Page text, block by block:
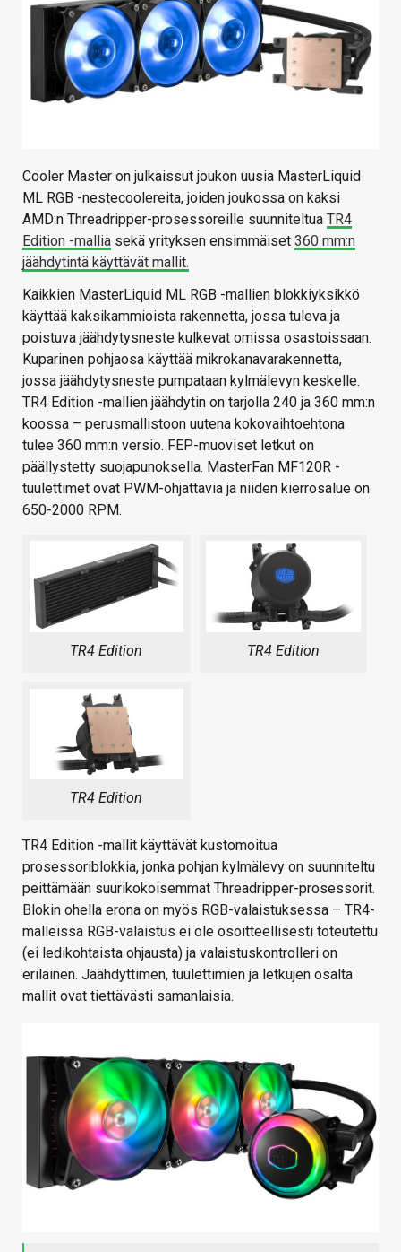
Cooler Master on julkaissut joukon uusia MasterLiquid
ML RGB -nestecoolereita, joiden joukossa on kaksi
AMD:n Threadripper-prosessoreille suunniteltua TR4
Edition -mallia sekä yrityksen ensimmäiset 360 mm:n
jäähdytintä käyttävät mallit.
Kaikkien MasterLiquid ML RGB -mallien blokkiyksikkö
käyttää kaksikammioista rakennetta, jossa tuleva ja
poistuva jäähdytysneste kulkevat omissa osastoissaan.
Kuparinen pohjaosa käyttää mikrokanavarakennetta,
jossa jäähdytysneste pumpataan kylmälevyn keskelle.
TR4 Edition -mallien jäähdytin on tarjolla 240 ja 360 mm:n
koossa – perusmallistoon uutena kokovaihtoehtona
tulee 360 mm:n versio. FEP-muoviset letkut on
päällystetty suojapunoksella. MasterFan MF120R -
tuulettimet ovat PWM-ohjattavia ja niiden kierrosalue on
650-2000 RPM.
TR4 Edition TR4 Edition
TR4 Edition
TR4 Edition -mallit käyttävät kustomoitua
prosessoriblokkia, jonka pohjan kylmälevy on suunniteltu
peittämään suurikokoisemmat Threadripper-prosessorit.
Blokin ohella erona on myös RGB-valaistuksessa – TR4-
malleissa RGB-valaistus ei ole osoitteellisesti toteutettu
(ei ledikohtaista ohjausta) ja valaistuskontrolleri on
erilainen. Jäähdyttimen, tuulettimien ja letkujen osalta
mallit ovat tiettävästi samanlaisia.